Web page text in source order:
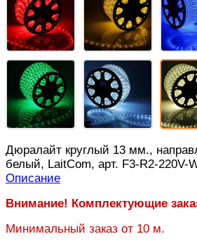
Дюралайт круглый 13 мм.,
белый, LaitCom, арт. F3-R2-220V-
Описание
Внимание! Комплектующие
Минимальный заказ от 10 м.